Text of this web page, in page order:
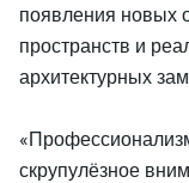
появления новых
пространств и
архитектурных
скрупулёзное